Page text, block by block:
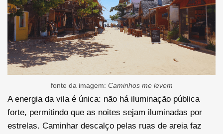
fonte da imagem: Caminhos me levem
A energia da vila é única: não há iluminação pública
forte, permitindo que as noites sejam iluminadas por
estrelas. Caminhar descalço pelas ruas de areia faz